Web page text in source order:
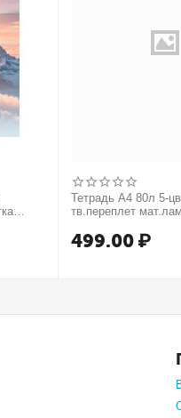
Тетрадь А4 80л 5-
тв.переплет
499.00 ₽